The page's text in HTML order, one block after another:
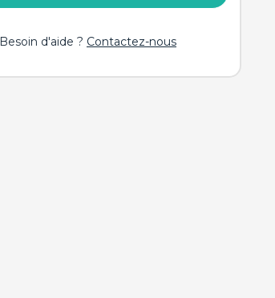
Besoin d'aide ? Contactez-nous